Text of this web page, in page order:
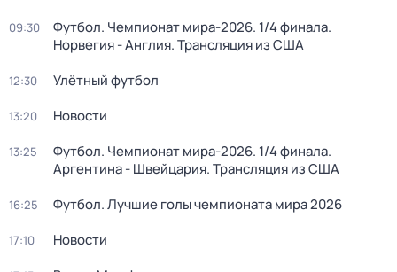
09:30
Футбол. Чемпионат мира-2026. 1/4 финала.
Норвегия - Англия. Трансляция из США
12:30 Улётный футбол
13:20 Новости
13:25
Футбол. Чемпионат мира-2026. 1/4 финала.
Аргентина - Швейцария. Трансляция из США
16:25 Футбол. Лучшие голы чемпионата мира 2026
17:10 Новости